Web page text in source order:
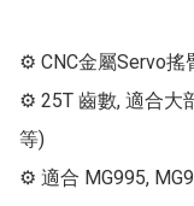
⚙ CNC金屬Servo搖
⚙ 25T 齒數, 適合大
等)
⚙ 適合 MG995,